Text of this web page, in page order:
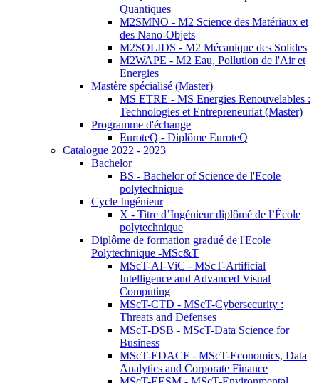
Quantiques
M2SMNO - M2 Science des Matériaux et
des Nano-Objets
M2SOLIDS - M2 Mécanique des Solides
M2WAPE - M2 Eau, Pollution de l'Air et
Energies
Mastère spécialisé (Master)
MS ETRE - MS Energies Renouvelables :
Technologies et Entrepreneuriat (Master)
Programme d'échange
EuroteQ - Diplôme EuroteQ
Catalogue 2022 - 2023
Bachelor
BS - Bachelor of Science de l'Ecole
polytechnique
Cycle Ingénieur
X - Titre d’Ingénieur diplômé de l’École
polytechnique
Diplôme de formation gradué de l'Ecole
Polytechnique -MSc&T
MScT-AI-ViC - MScT-Artificial
Intelligence and Advanced Visual
Computing
MScT-CTD - MScT-Cybersecurity :
Threats and Defenses
MScT-DSB - MScT-Data Science for
Business
MScT-EDACF - MScT-Economics, Data
Analytics and Corporate Finance